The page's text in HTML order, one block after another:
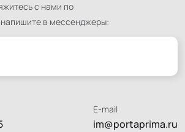
с нами по
в мессенджеры:
E-mail
im@portaprima.ru